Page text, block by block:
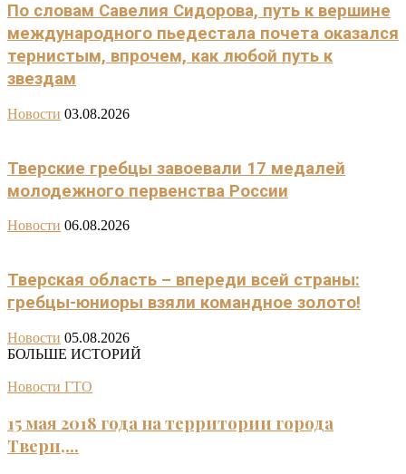
По словам Савелия Сидорова, путь к вершине
международного пьедестала почета оказался
тернистым, впрочем, как любой путь к
звездам
Новости 03.08.2026
Тверские гребцы завоевали 17 медалей
молодежного первенства России
Новости 06.08.2026
Тверская область – впереди всей страны:
гребцы-юниоры взяли командное золото!
Новости 05.08.2026
БОЛЬШЕ ИСТОРИЙ
Новости ГТО
15 мая 2018 года на территории города
Твери,...